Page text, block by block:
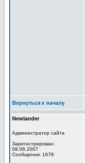
Вернуться к началу
Newlander
Администратор сайта
Зарегистрирован:
08.06.2007
Сообщения: 1678